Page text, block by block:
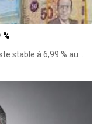
stable à 6,99 % au